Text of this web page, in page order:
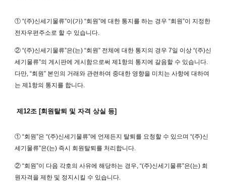
① “(주)신세기물류”이(가) “회원”에 대한 통지를 하는 경우 “회원”이 지정한
전자우편주소로 할 수 있습니다.
② “(주)신세기물류”은(는) “회원” 전체에 대한 통지의 경우 7일 이상 “(주)신
세기물류”의 게시판에 게시함으로써 제1항의 통지에 갈음할 수 있습니다.
다만, “회원” 본인의 거래와 관련하여 중대한 영향을 미치는 사항에 대하여
는 제1항의 통지를 합니다.
제12조 [회원탈퇴 및 자격 상실 등]
① “회원”은 “(주)신세기물류”에 언제든지 탈퇴를 요청할 수 있으며 “(주)신
세기물류”은(는) 즉시 회원탈퇴를 처리합니다.
② “회원”이 다음 각호의 사유에 해당하는 경우, “(주)신세기물류”은(는) 회
원자격을 제한 및 정지시킬 수 있습니다.